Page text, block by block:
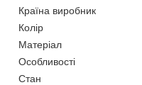
Країна виробник
Колір
Матеріал
Особливості
Стан